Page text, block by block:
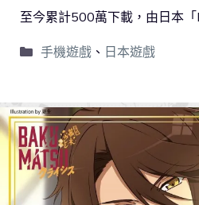
至今累計500萬下載，由日本「
手機遊戲、 日本遊戲